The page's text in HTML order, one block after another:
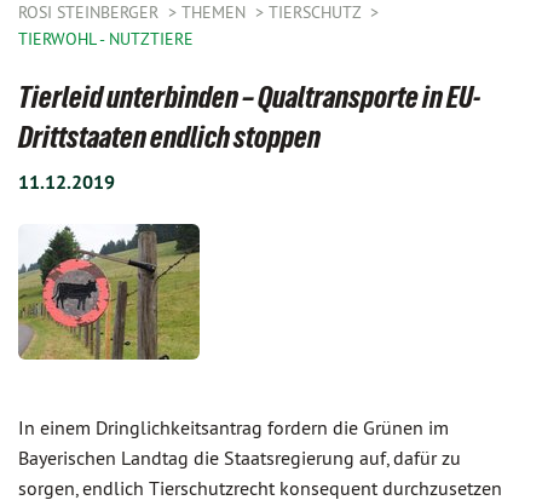
ROSI STEINBERGER THEMEN
TIERSCHUTZ
TIERWOHL - NUTZTIERE
Tierleid unterbinden – Qualtransporte in EU-
Drittstaaten endlich stoppen
11.12.2019
In einem Dringlichkeitsantrag fordern die Grünen im
Bayerischen Landtag die Staatsregierung auf, dafür zu
sorgen, endlich Tierschutzrecht konsequent durchzusetzen